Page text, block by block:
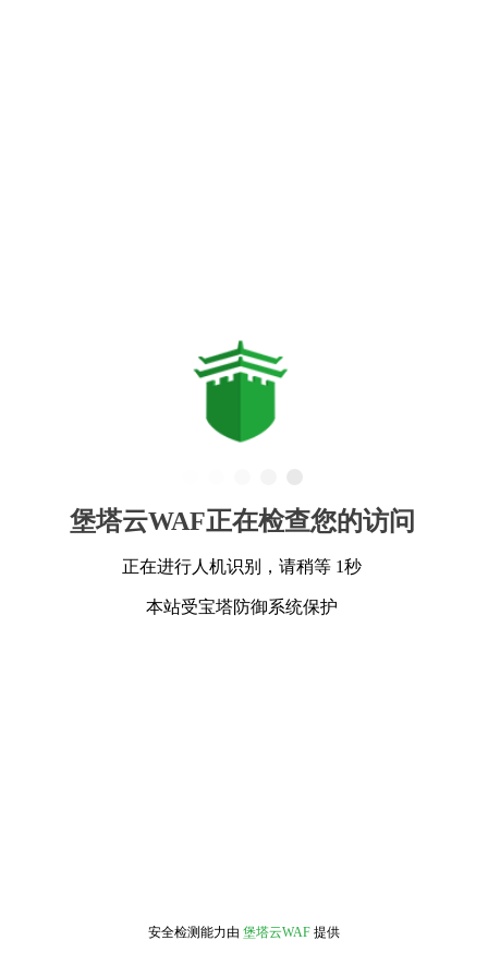
堡塔云WAF正在检查您的访问
正在进行人机识别，请稍等 1秒
本站受宝塔防御系统保护
安全检测能力由 堡塔云WAF 提供